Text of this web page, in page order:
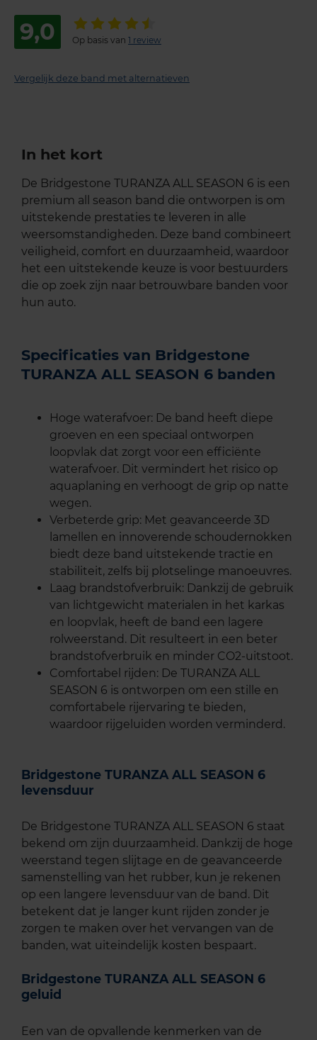
9,0 Op basis van 1 review
Vergelijk deze band met alternatieven
In het kort
De Bridgestone TURANZA ALL SEASON 6 is een
premium all season band die ontworpen is om
uitstekende prestaties te leveren in alle
weersomstandigheden. Deze band combineert
veiligheid, comfort en duurzaamheid, waardoor
het een uitstekende keuze is voor bestuurders
die op zoek zijn naar betrouwbare banden voor
hun auto.
Specificaties van Bridgestone
TURANZA ALL SEASON 6 banden
Hoge waterafvoer: De band heeft diepe
groeven en een speciaal ontworpen
loopvlak dat zorgt voor een efficiënte
waterafvoer. Dit vermindert het risico op
aquaplaning en verhoogt de grip op natte
wegen.
Verbeterde grip: Met geavanceerde 3D
lamellen en innoverende schoudernokken
biedt deze band uitstekende tractie en
stabiliteit, zelfs bij plotselinge manoeuvres.
Laag brandstofverbruik: Dankzij de gebruik
van lichtgewicht materialen in het karkas
en loopvlak, heeft de band een lagere
rolweerstand. Dit resulteert in een beter
brandstofverbruik en minder CO2-uitstoot.
Comfortabel rijden: De TURANZA ALL
SEASON 6 is ontworpen om een stille en
comfortabele rijervaring te bieden,
waardoor rijgeluiden worden verminderd.
Bridgestone TURANZA ALL SEASON 6
levensduur
De Bridgestone TURANZA ALL SEASON 6 staat
bekend om zijn duurzaamheid. Dankzij de hoge
weerstand tegen slijtage en de geavanceerde
samenstelling van het rubber, kun je rekenen
op een langere levensduur van de band. Dit
betekent dat je langer kunt rijden zonder je
zorgen te maken over het vervangen van de
banden, wat uiteindelijk kosten bespaart.
Bridgestone TURANZA ALL SEASON 6
geluid
Een van de opvallende kenmerken van de